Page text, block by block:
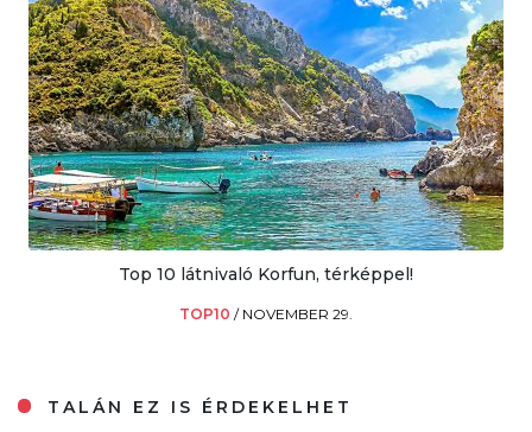
Top 10 látnivaló Korfun, térképpel!
TOP10 / NOVEMBER 29.
TALÁN EZ IS ÉRDEKELHET